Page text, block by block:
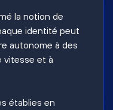
la notion de
identité peut
autonome à des
vitesse et à
établies en